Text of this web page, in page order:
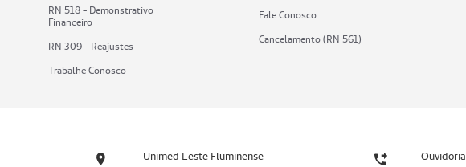
RN 518 - Demonstrativo
Financeiro
RN 309 - Reajustes
Trabalhe Conosco
Fale Conosco
Cancelamento (RN 561)
Unimed Leste Fluminense Ouvidoria